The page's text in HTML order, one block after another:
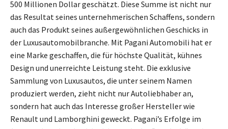
500 Millionen Dollar geschätzt. Diese Summe ist nicht nur
das Resultat seines unternehmerischen Schaffens, sondern
auch das Produkt seines außergewöhnlichen Geschicks in
der Luxusautomobilbranche. Mit Pagani Automobili hat er
eine Marke geschaffen, die für höchste Qualität, kühnes
Design und unerreichte Leistung steht. Die exklusive
Sammlung von Luxusautos, die unter seinem Namen
produziert werden, zieht nicht nur Autoliebhaber an,
sondern hat auch das Interesse großer Hersteller wie
Renault und Lamborghini geweckt. Pagani’s Erfolge im